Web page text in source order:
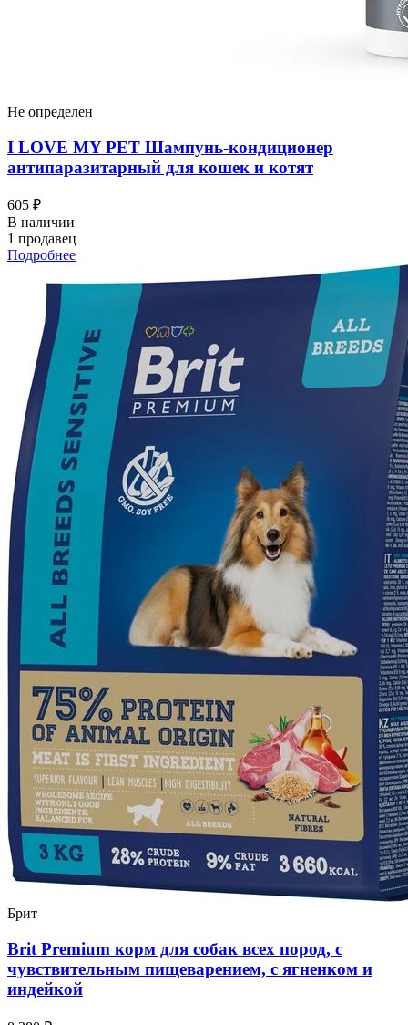
Не определен
I LOVЕ MY PET Шампунь-кондиционер
антипаразитарный для кошек и котят
605 ₽
В наличии
1 продавец
Подробнее
Брит
Brit Premium корм для собак всех пород, с
чувствительным пищеварением, с ягненком и
индейкой